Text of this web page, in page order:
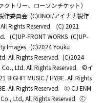
トリー、ローソンチケット）
作委員会 (C)BNOI/アイナナ製作
Rights Reserved. (C) 2021
(C)UP-FRONT WORKS (C)UP-
Images (C)2024 Youku
All Rights Reserved. (C)2024
Ltd. All Rights Reserved. ©イ
BIGHIT MUSIC / HYBE. All Rights
All Rights Reserved. ⓒ CJ ENM
Ltd, All Rights Reserved ⓒ